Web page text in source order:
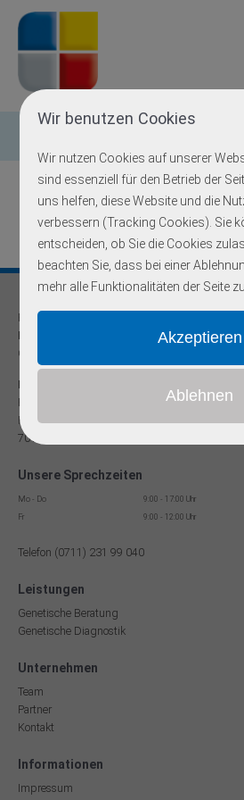
Wir benutzen Cookies
Wir nutzen Cookies auf unserer
sind essenziell für den Betrieb der
uns helfen, diese Website und die
verbessern (Tracking Cookies). Sie
entscheiden, ob Sie die Cookies
beachten Sie, dass bei einer
mehr alle Funktionalitäten der Seite
Praxis für
Humangenetik und Prävention
Onkogenetische Schwerpunktpraxis
Dr. med Robert Hering
Facharzt für Humangenetik
Reinsburgstr. 13
70178 Stuttgart
Unsere Sprechzeiten
Mo - Do
9:00 - 17:00 Uhr
Fr
9:00 - 12:00 Uhr
Telefon (0711) 231 99 040
Leistungen
Genetische Beratung
Genetische Diagnostik
Unternehmen
Team
Partner
Kontakt
Informationen
Impressum